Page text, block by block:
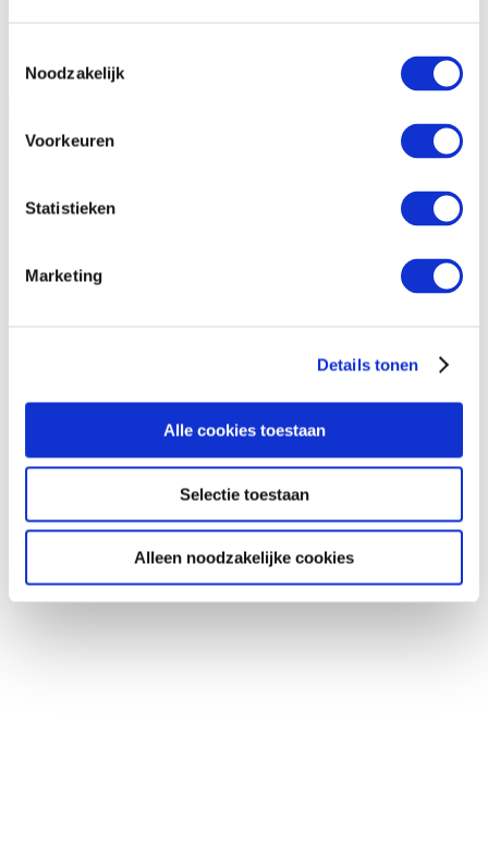
Noodzakelijk
Voorkeuren
Statistieken
Marketing
Details tonen
Alle cookies toestaan
Selectie toestaan
Alleen noodzakelijke cookies
Vraag informatie aan